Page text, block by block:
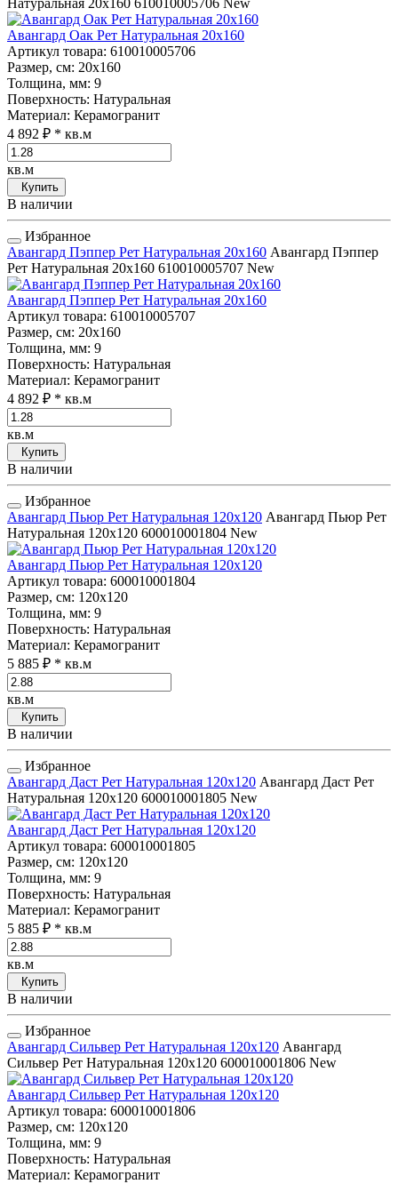
Натуральная 20x160 610010005706 New
Авангард Оак Рет Натуральная 20x160
Артикул товара: 610010005706
Размер, см: 20x160
Толщина, мм: 9
Поверхность: Натуральная
Материал: Керамогранит
4 892 ₽ * кв.м
кв.м
Купить
В наличии
Избранное
Авангард Пэппер Рет Натуральная 20x160 Авангард Пэппер
Рет Натуральная 20x160 610010005707 New
Авангард Пэппер Рет Натуральная 20x160
Артикул товара: 610010005707
Размер, см: 20x160
Толщина, мм: 9
Поверхность: Натуральная
Материал: Керамогранит
4 892 ₽ * кв.м
кв.м
Купить
В наличии
Избранное
Авангард Пьюр Рет Натуральная 120x120 Авангард Пьюр Рет
Натуральная 120x120 600010001804 New
Авангард Пьюр Рет Натуральная 120x120
Артикул товара: 600010001804
Размер, см: 120x120
Толщина, мм: 9
Поверхность: Натуральная
Материал: Керамогранит
5 885 ₽ * кв.м
кв.м
Купить
В наличии
Избранное
Авангард Даст Рет Натуральная 120x120 Авангард Даст Рет
Натуральная 120x120 600010001805 New
Авангард Даст Рет Натуральная 120x120
Артикул товара: 600010001805
Размер, см: 120x120
Толщина, мм: 9
Поверхность: Натуральная
Материал: Керамогранит
5 885 ₽ * кв.м
кв.м
Купить
В наличии
Избранное
Авангард Сильвер Рет Натуральная 120x120 Авангард
Сильвер Рет Натуральная 120x120 600010001806 New
Авангард Сильвер Рет Натуральная 120x120
Артикул товара: 600010001806
Размер, см: 120x120
Толщина, мм: 9
Поверхность: Натуральная
Материал: Керамогранит